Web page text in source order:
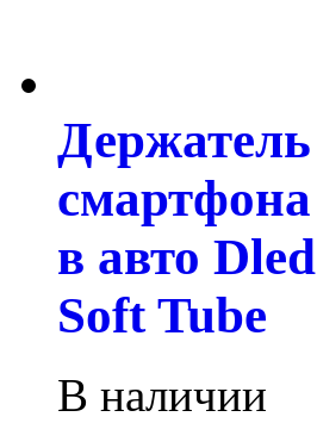
Держатель
смартфона
в авто Dled
Soft Tube
В наличии